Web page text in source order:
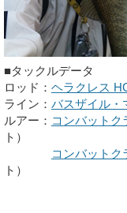
■タックルデータ
ロッド： ヘラクレス
ライン： バスザイル・
ルアー： コンバットク
ト）
コンバットク
ト）